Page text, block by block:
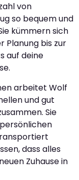
von
so bequem und
kümmern sich
Planung bis zur
auf deine
arbeitet Wolf
und gut
Sie
dass alles
Zuhause in